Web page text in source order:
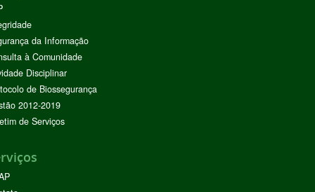
da Informação
à Comunidade
Disciplinar
de Biossegurança
2012-2019
de Serviços